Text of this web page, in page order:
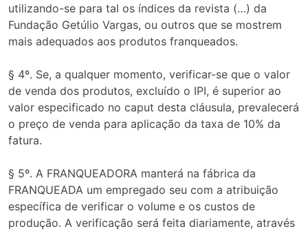
utilizando-se para tal os índices da revista (…) da
Fundação Getúlio Vargas, ou outros que se mostrem
mais adequados aos produtos franqueados.
§ 4º. Se, a qualquer momento, verificar-se que o valor
de venda dos produtos, excluído o IPI, é superior ao
valor especificado no caput desta cláusula, prevalecerá
o preço de venda para aplicação da taxa de 10% da
fatura.
§ 5º. A FRANQUEADORA manterá na fábrica da
FRANQUEADA um empregado seu com a atribuição
específica de verificar o volume e os custos de
produção. A verificação será feita diariamente, através